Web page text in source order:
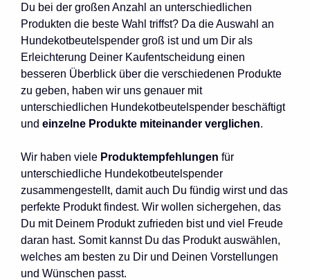
Du bei der großen Anzahl an unterschiedlichen
Produkten die beste Wahl triffst? Da die Auswahl an
Hundekotbeutelspender groß ist und um Dir als
Erleichterung Deiner Kaufentscheidung einen
besseren Überblick über die verschiedenen Produkte
zu geben, haben wir uns genauer mit
unterschiedlichen Hundekotbeutelspender beschäftigt
und einzelne Produkte miteinander verglichen.
Wir haben viele Produktempfehlungen für
unterschiedliche Hundekotbeutelspender
zusammengestellt, damit auch Du fündig wirst und das
perfekte Produkt findest. Wir wollen sichergehen, das
Du mit Deinem Produkt zufrieden bist und viel Freude
daran hast. Somit kannst Du das Produkt auswählen,
welches am besten zu Dir und Deinen Vorstellungen
und Wünschen passt.